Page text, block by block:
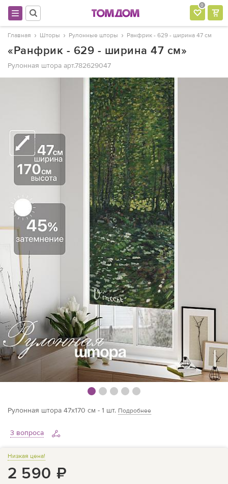
0
Главная Шторы Рулонные шторы Ранфрик - 629 - ширина 47 см
«Ранфрик - 629 - ширина 47 см»
Рулонная штора арт.782629047
Рулонная штора 47х170 см - 1 шт. Подробнее
3 вопроса
Низкая цена!
2 590 ₽